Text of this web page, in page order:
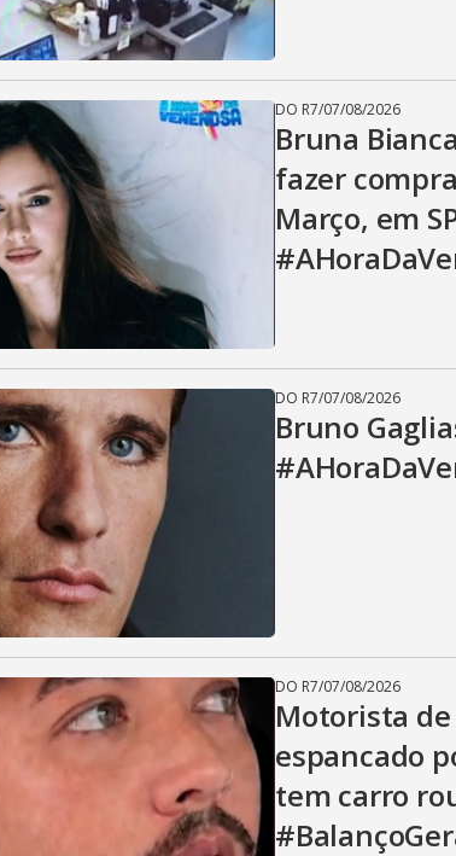
DO R7/07/08/2026
Bruna
fazer
Março, em
DO R7/07/08/2026
Bruno
DO R7/07/08/2026
Motorista
espancado
tem carro